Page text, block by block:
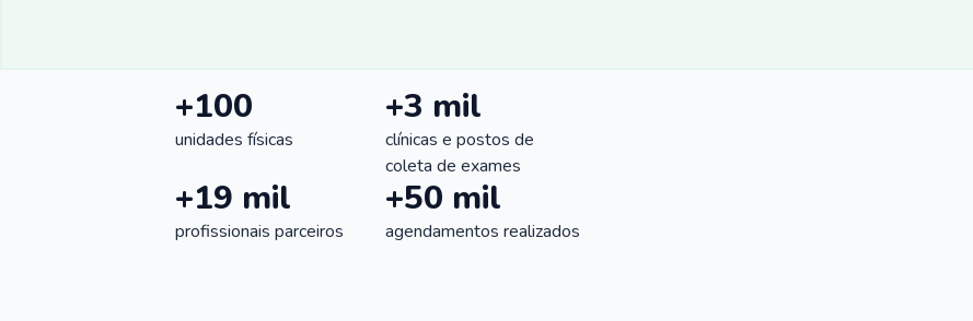
+100
unidades físicas
+3 mil
clínicas e postos de
coleta de exames
+19 mil
profissionais parceiros
+50 mil
agendamentos realizados